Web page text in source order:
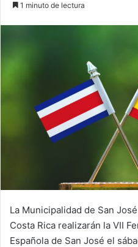
1 minuto de lectura
La Municipalidad de San
Costa Rica realizarán la VII
Española de San José el